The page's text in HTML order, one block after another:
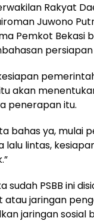
Rakyat
Juwono
Pemkot Bekasi
persiapan
akan
penerapan itu.
bahas ya, mulai
lalu lintas,
sudah PSBB ini
atau jaringan
jaringan sosial